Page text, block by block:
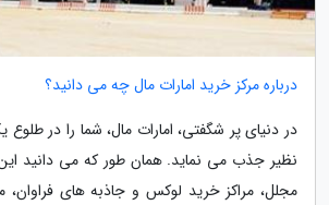
درباره مرکز خرید امارات مال چه می دانید؟
در دنیای پر شگفتی، امارات مال، شما را در
نظیر جذب می نماید. همان طور که می دانید
مجلل، مراکز خرید لوکس و جاذبه های